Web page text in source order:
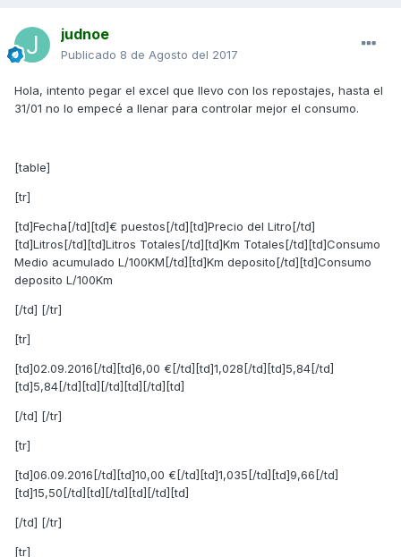
judnoe
Publicado 8 de Agosto del 2017
Hola, intento pegar el excel que llevo con los repostajes, hasta el
31/01 no lo empecé a llenar para controlar mejor el consumo.
[table]
[tr]
[td]Fecha[/td][td]€ puestos[/td][td]Precio del Litro[/td]
[td]Litros[/td][td]Litros Totales[/td][td]Km Totales[/td][td]Consumo
Medio acumulado L/100KM[/td][td]Km deposito[/td][td]Consumo
deposito L/100Km
[/td] [/tr]
[tr]
[td]02.09.2016[/td][td]6,00 €[/td][td]1,028[/td][td]5,84[/td]
[td]5,84[/td][td][/td][td][/td][td]
[/td] [/tr]
[tr]
[td]06.09.2016[/td][td]10,00 €[/td][td]1,035[/td][td]9,66[/td]
[td]15,50[/td][td][/td][td][/td][td]
[/td] [/tr]
[tr]